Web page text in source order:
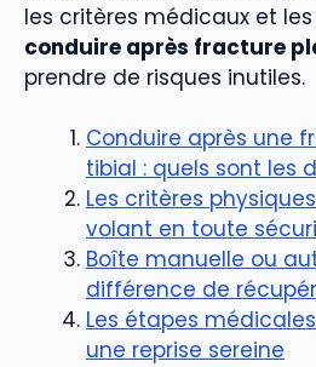
les critères médicaux et
conduire après fracture
prendre de risques inutiles.
Conduire après une
tibial : quels sont les
Les critères
volant en toute
Boîte manuelle ou
différence de
Les étapes
une reprise sereine